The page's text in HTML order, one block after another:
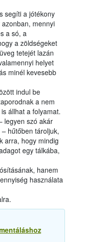
segíti a jótékony
mennyi
a só, a
a zöldségeket
tetejét lazán
helyet
minél kevesebb
indul be
a nem
állhat a folyamat.
legyen szó akár
hűtőben tároljuk,
arra, hogy mindig
egy tálkába,
hanem
használata